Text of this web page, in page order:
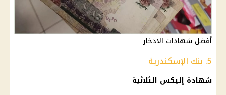
أفضل شهادات الادخار
5. بنك الإسكندرية
شهادة إليكس الثلاثية